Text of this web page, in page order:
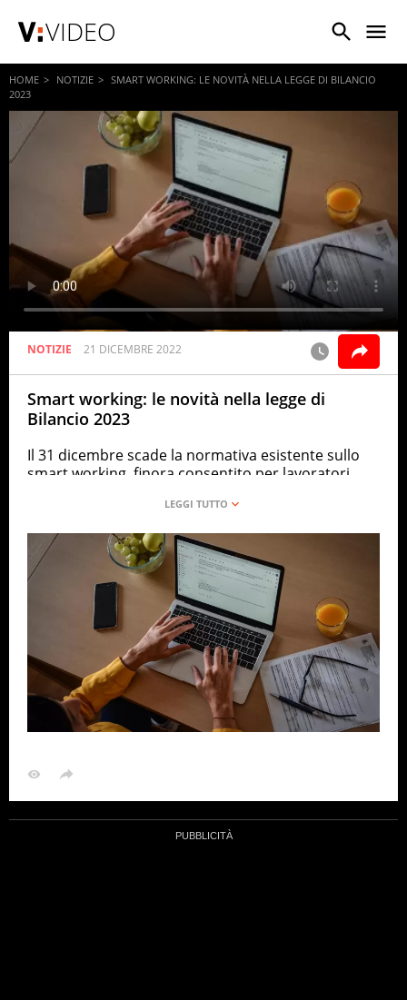
VIDEO
HOME NOTIZIE
SMART WORKING: LE NOVITÀ NELLA LEGGE DI BILANCIO
2023
NOTIZIE 21 DICEMBRE 2022
Smart working: le novità nella legge di
Bilancio 2023
Il 31 dicembre scade la normativa esistente sullo
smart working, finora consentito per lavoratori
alla legge di Bilancio è arrivata la proroga fino al 31
dipendenti che rientrano nella categoria dei fragili,
sia nel pubblico che nel privato. Stop al lavoro da
remoto senza obbligo di accordo individuale per i
genitori di figli under 14. Lo smart working è
concesso solo a persone che risultino, dietro
certificazione medica, particolarmente a rischio in
termini di salute. Come disabili gravi,
immunodepressi, pazienti oncologici o con terapie
salvavita in corso
CRONACA